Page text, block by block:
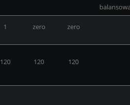
1 zero zero
120 120 120